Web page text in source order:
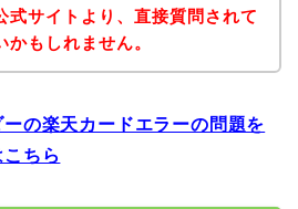
式サイトより、直接質問されて
かもしれません。
の楽天カードエラーの問題を
ちら